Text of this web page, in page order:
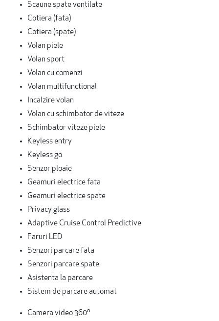
Scaune spate ventilate
Cotiera (fata)
Cotiera (spate)
Volan piele
Volan sport
Volan cu comenzi
Volan multifunctional
Incalzire volan
Volan cu schimbator de viteze
Schimbator viteze piele
Keyless entry
Keyless go
Senzor ploaie
Geamuri electrice fata
Geamuri electrice spate
Privacy glass
Adaptive Cruise Control Predictive
Faruri LED
Senzori parcare fata
Senzori parcare spate
Asistenta la parcare
Sistem de parcare automat
Camera video 360º